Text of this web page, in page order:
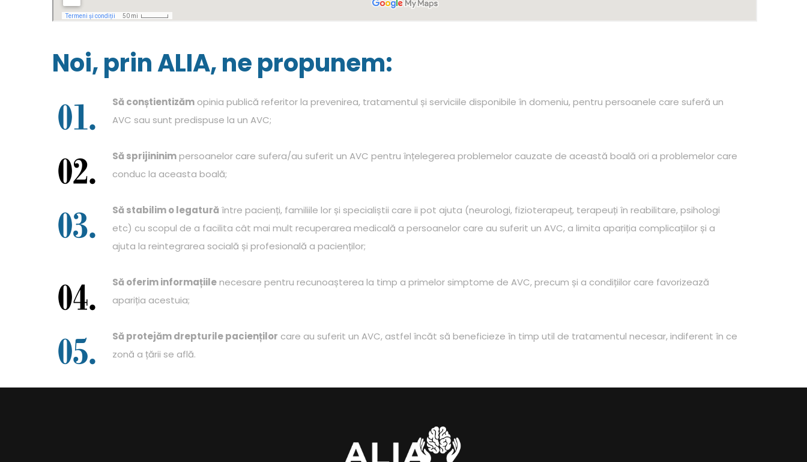
Noi, prin ALIA, ne propunem:
Să conștientizăm opinia publică referitor la prevenirea, tratamentul și serviciile disponibile în domeniu, pentru persoanele care suferă un
AVC sau sunt predispuse la un AVC;
Să sprijininimpersoanelor care sufera/au suferit un AVC pentru înțelegerea problemelor cauzate de această boală ori a problemelor care
conduc la aceasta boală;
Să stabilim o legatură între pacienți, familiile lor și specialiștii care ii pot ajuta (neurologi, fizioterapeuț, terapeuți în reabilitare, psihologi
etc) cu scopul de a facilita cât mai mult recuperarea medicală a persoanelor care au suferit un AVC, a limita apariția complicațiilor și a
ajuta la reintegrarea socială și profesională a pacienților;
Să oferim informațiilenecesare pentru recunoașterea la timp a primelor simptome de AVC, precum și a condițiilor care favorizează
apariția acestuia;
Să protejăm drepturile pacienților care au suferit un AVC, astfel încăt să beneficieze în timp util de tratamentul necesar, indiferent în ce
zonă a țării se află.